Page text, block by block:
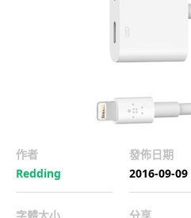
作者
Redding
發佈日期
2016-09-09